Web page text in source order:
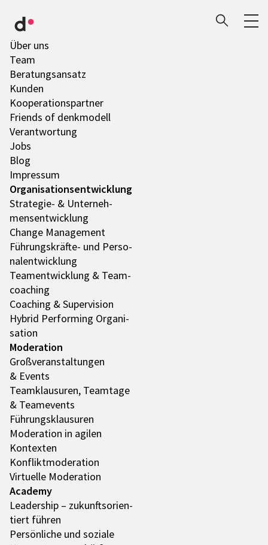
Über uns
Team
Bera­tungs­an­satz
Kunden
Koope­ra­ti­ons­part­ner
Friends of denk­mo­dell
Verant­wor­tung
Jobs
Blog
Impres­sum
Orga­ni­sa­ti­ons­ent­wick­lung
Stra­te­gie- & Unter­neh­
mens­ent­wick­lung
Change Manage­ment
Führungs­­­kräfte- und Perso­
nal­ent­wick­lung
Team­ent­wick­lung & Team­
coa­ching
Coaching & Super­vi­sion
Hybrid Performing Orga­ni­
sa­tion
Mode­ra­tion
Groß­ver­an­stal­tun­gen
& Events
Team­klau­su­ren, Team­tage
& Team­e­vents
Führungs­klau­su­ren
Mode­ra­tion in agilen
Kontex­ten
Konflikt­mo­de­ra­tion
Virtu­elle Mode­ra­tion
Academy
Leader­ship – zukunfts­ori­en­
tiert führen
Persön­li­che und soziale